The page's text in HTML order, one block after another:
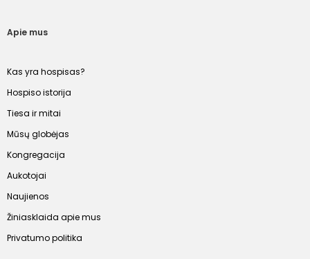
Apie mus
Kas yra hospisas?
Hospiso istorija
Tiesa ir mitai
Mūsų globėjas
Kongregacija
Aukotojai
Naujienos
Žiniasklaida apie mus
Privatumo politika